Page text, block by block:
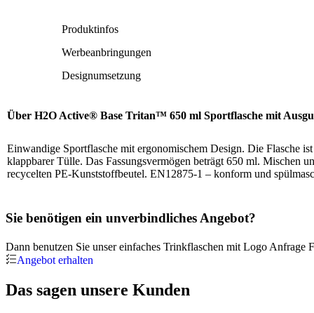
Produktinfos
Werbeanbringungen
Designumsetzung
Über H2O Active® Base Tritan™ 650 ml Sportflasche mit
Einwandige Sportflasche mit ergonomischem Design. Die Flasche
klappbarer Tülle. Das Fassungsvermögen beträgt 650 ml. Mischen
recycelten PE-Kunststoffbeutel. EN12875-1 – konform und
Sie benötigen ein unverbindliches Angebot?
Dann benutzen Sie unser einfaches Trinkflaschen mit Logo Anfrage
Angebot erhalten
Das sagen unsere Kunden